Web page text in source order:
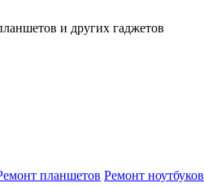
и других гаджетов
планшетов Ремонт ноутбуков